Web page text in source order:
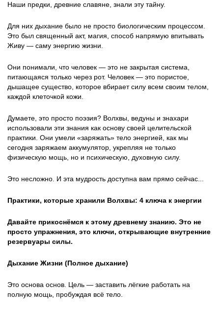
Наши предки, древние славяне, знали эту тайну.
Для них дыхание было не просто биологическим процессом.
Это был священный акт, магия, способ напрямую впитывать
Живу — саму энергию жизни.
Они понимали, что человек — это не закрытая система,
питающаяся только через рот. Человек — это пористое,
дышащее существо, которое вбирает силу всем своим телом,
каждой клеточкой кожи.
Думаете, это просто поэзия? Волхвы, ведуны и знахари
использовали эти знания как основу своей целительской
практики. Они умели «заряжать» тело энергией, как мы
сегодня заряжаем аккумулятор, укрепляя не только
физическую мощь, но и психическую, духовную силу.
Это несложно. И эта мудрость доступна вам прямо сейчас...
Практики, которые хранили Волхвы: 4 ключа к энергии
Давайте прикоснёмся к этому древнему знанию. Это не
просто упражнения, это ключи, открывающие внутренние
резервуары силы.
Дыхание Жизни (Полное дыхание)
Это основа основ. Цель — заставить лёгкие работать на
полную мощь, пробуждая всё тело.